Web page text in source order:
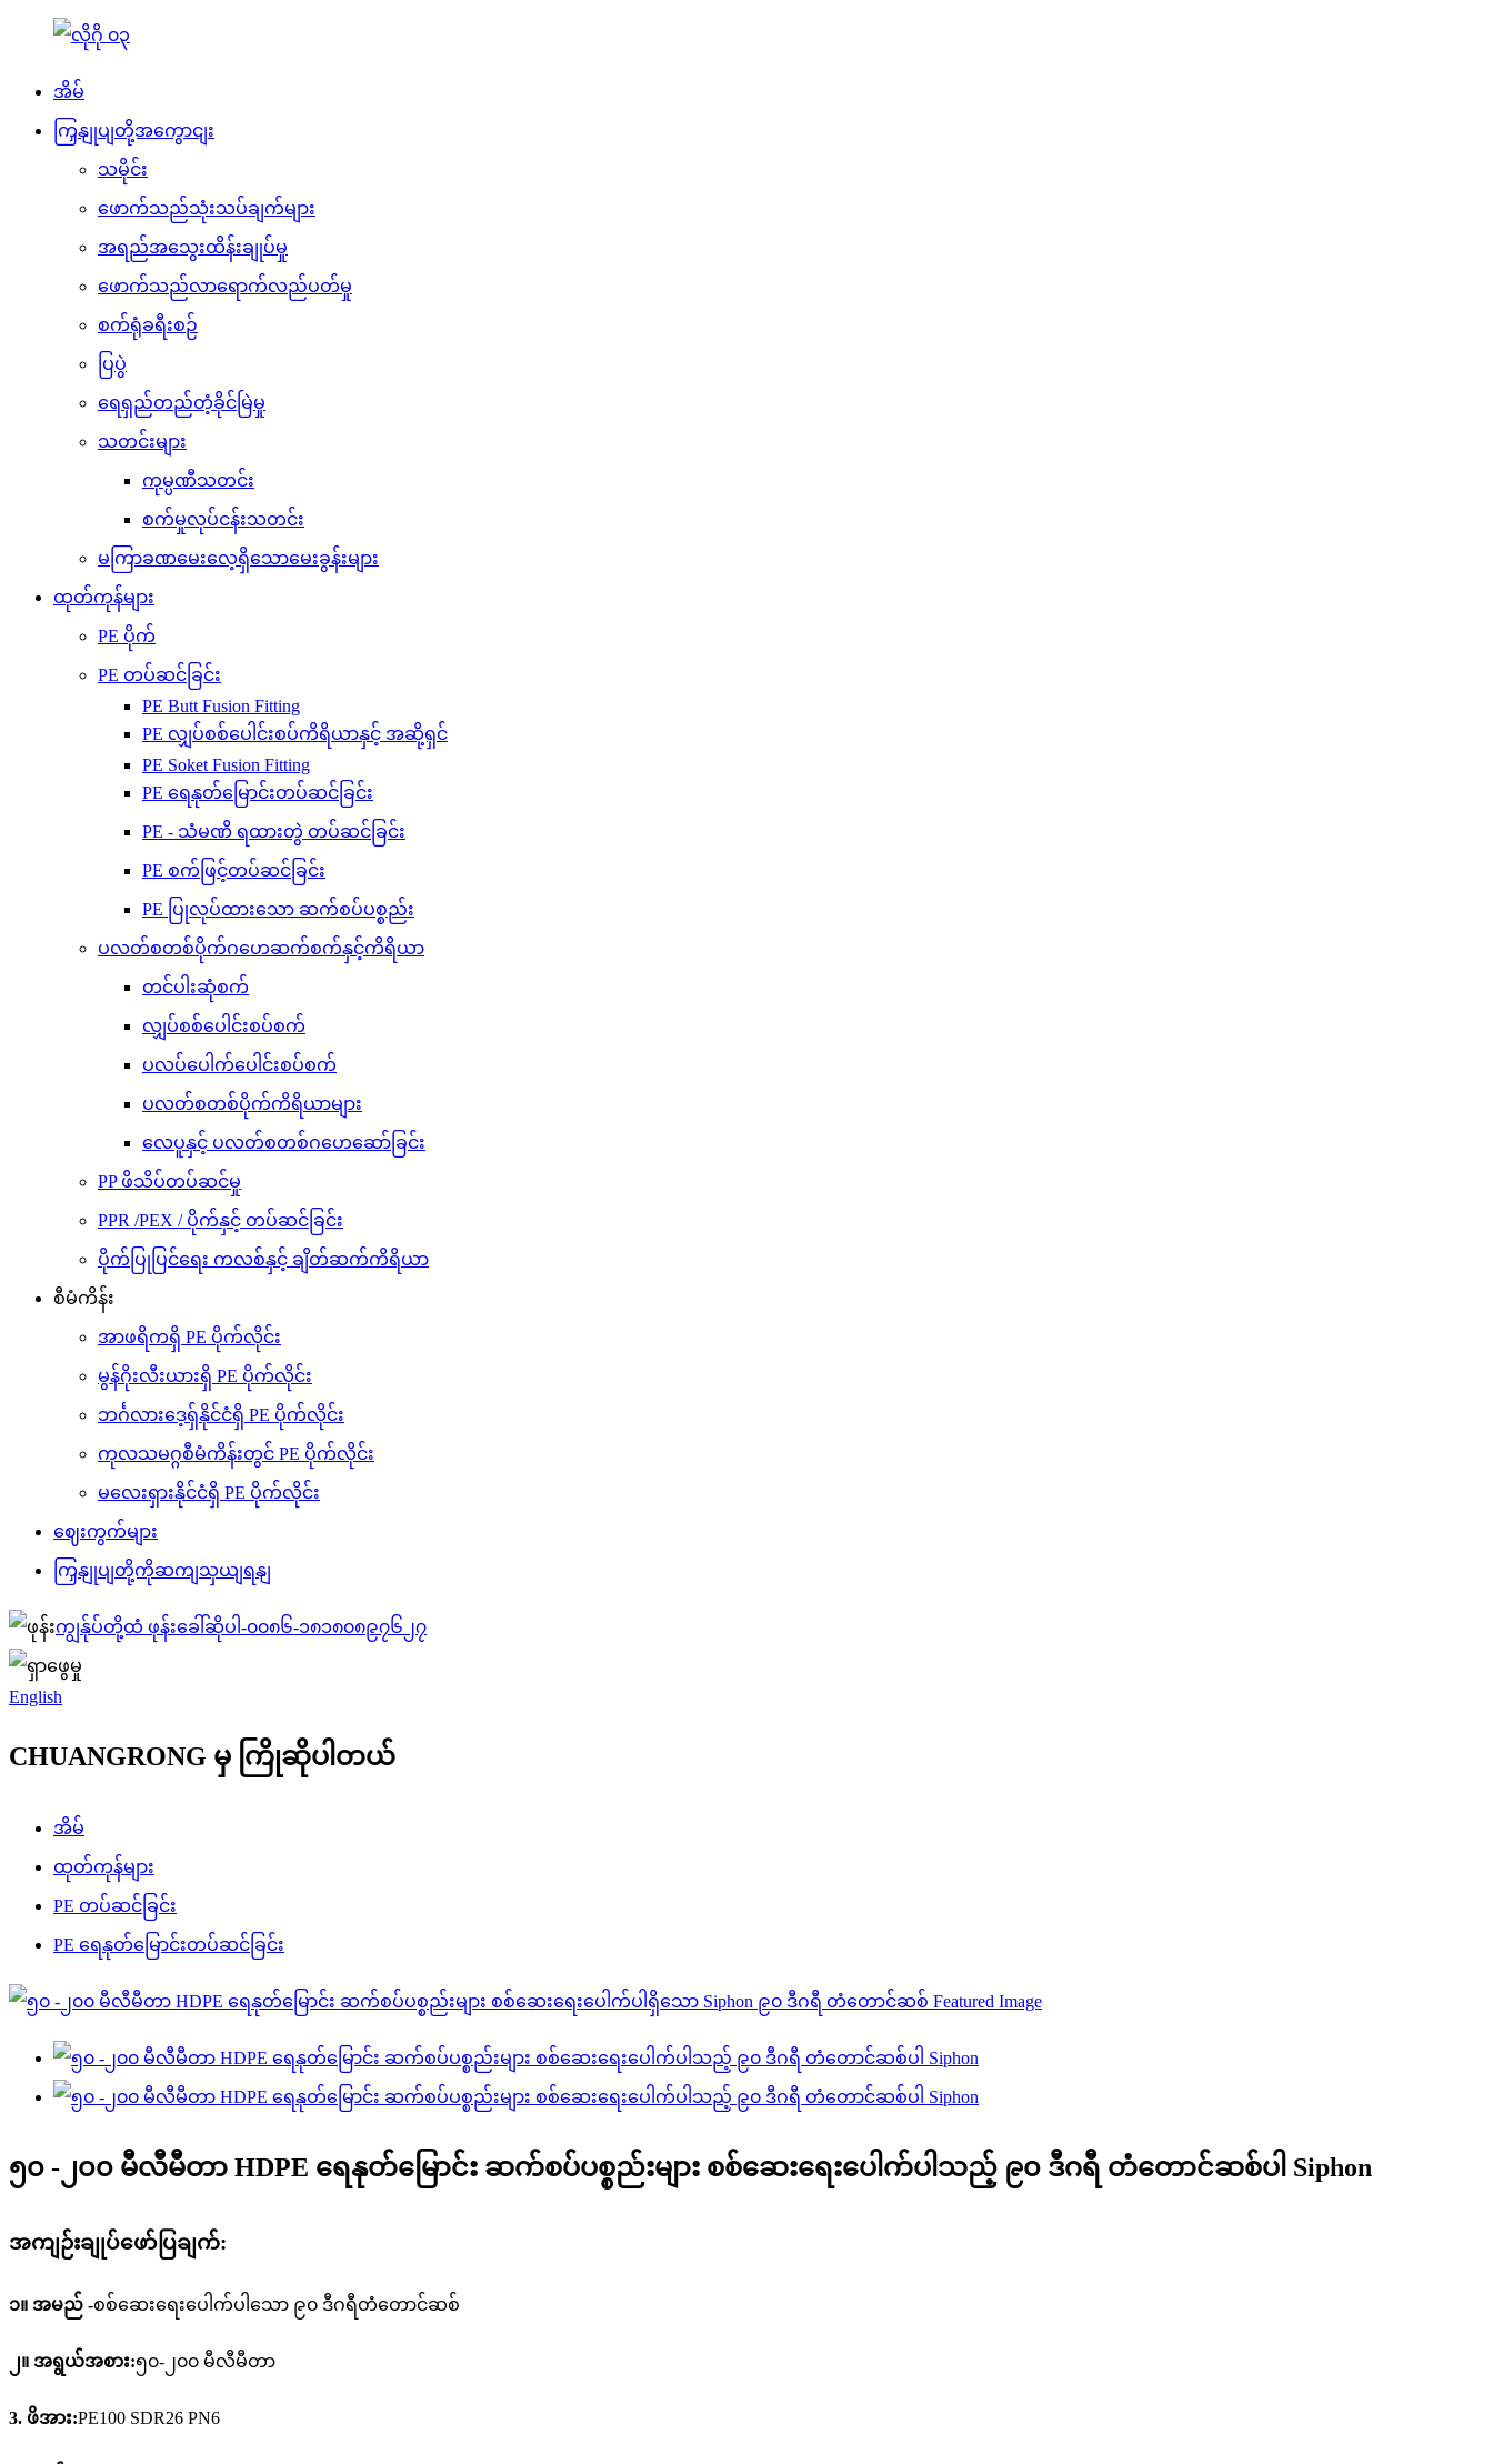
အိမ်
ကြှနျုပျတို့အကွောငျး
သမိုင်း
ဖောက်သည်သုံးသပ်ချက်များ
အရည်အသွေးထိန်းချုပ်မှု
ဖောက်သည်လာရောက်လည်ပတ်မှု
စက်ရုံခရီးစဉ်
ပြပွဲ
ရေရှည်တည်တံ့ခိုင်မြဲမှု
သတင်းများ
ကုမ္ပဏီသတင်း
စက်မှုလုပ်ငန်းသတင်း
မကြာခဏမေးလေ့ရှိသောမေးခွန်းများ
ထုတ်ကုန်များ
PE ပိုက်
PE တပ်ဆင်ခြင်း
PE Butt Fusion Fitting
PE လျှပ်စစ်ပေါင်းစပ်ကိရိယာနှင့် အဆို့ရှင်
PE Soket Fusion Fitting
PE ရေနုတ်မြောင်းတပ်ဆင်ခြင်း
PE - သံမဏိ ရထားတွဲ တပ်ဆင်ခြင်း
PE စက်ဖြင့်တပ်ဆင်ခြင်း
PE ပြုလုပ်ထားသော ဆက်စပ်ပစ္စည်း
ပလတ်စတစ်ပိုက်ဂဟေဆက်စက်နှင့်ကိရိယာ
တင်ပါးဆုံစက်
လျှပ်စစ်ပေါင်းစပ်စက်
ပလပ်ပေါက်ပေါင်းစပ်စက်
ပလတ်စတစ်ပိုက်ကိရိယာများ
လေပူနှင့် ပလတ်စတစ်ဂဟေဆော်ခြင်း
PP ဖိသိပ်တပ်ဆင်မှု
PPR /PEX / ပိုက်နှင့် တပ်ဆင်ခြင်း
ပိုက်ပြုပြင်ရေး ကလစ်နှင့် ချိတ်ဆက်ကိရိယာ
စီမံကိန်း
အာဖရိကရှိ PE ပိုက်လိုင်း
မွန်ဂိုးလီးယားရှိ PE ပိုက်လိုင်း
ဘင်္ဂလားဒေ့ရှ်နိုင်ငံရှိ PE ပိုက်လိုင်း
ကုလသမဂ္ဂစီမံကိန်းတွင် PE ပိုက်လိုင်း
မလေးရှားနိုင်ငံရှိ PE ပိုက်လိုင်း
ဈေးကွက်များ
ကြှနျုပျတို့ကိုဆကျသှယျရနျ
ကျွန်ုပ်တို့ထံ ဖုန်းခေါ်ဆိုပါ-၀၀၈၆-၁၈၁၈၀၈၉၇၆၂၇
English
CHUANGRONG မှ ကြိုဆိုပါတယ်
အိမ်
ထုတ်ကုန်များ
PE တပ်ဆင်ခြင်း
PE ရေနုတ်မြောင်းတပ်ဆင်ခြင်း
၅၀ -၂၀၀ မီလီမီတာ HDPE ရေနုတ်မြောင်း ဆက်စပ်ပစ္စည်းများ စစ်ဆေးရေးပေါက်ပါသည့် ၉၀ ဒီဂရီ တံတောင်ဆစ်ပါ Siphon
အကျဉ်းချုပ်ဖော်ပြချက်:
၁။ အမည် -စစ်ဆေးရေးပေါက်ပါသော ၉၀ ဒီဂရီတံတောင်ဆစ်
၂။ အရွယ်အစား:၅၀-၂၀၀ မီလီမီတာ
3. ဖိအား:PE100 SDR26 PN6